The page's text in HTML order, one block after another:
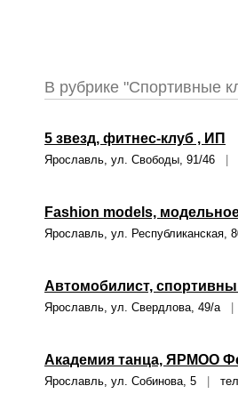
В рубрике "Спортивные
5 звезд, фитнес-клуб , ИП
Ярославль, ул. Свободы, 91/46
Fashion models,
Ярославль, ул. Республиканская,
Автомобилист,
Ярославль, ул. Свердлова, 49/а
Академия танца, ЯРМОО
Ярославль, ул. Собинова, 5